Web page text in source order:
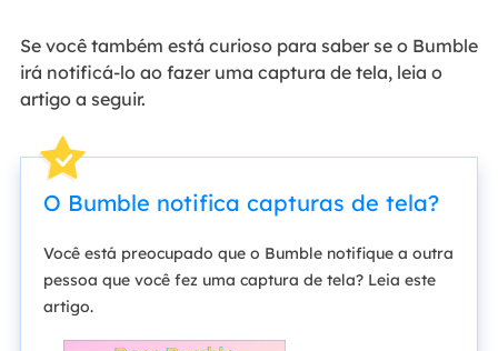
Se você também está curioso para saber se o Bumble
irá notificá-lo ao fazer uma captura de tela, leia o
artigo a seguir.
O Bumble notifica capturas de tela?
Você está preocupado que o Bumble notifique a outra
pessoa que você fez uma captura de tela? Leia este
artigo.